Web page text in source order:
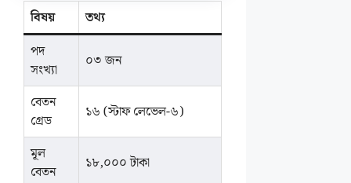
বিষয়
তথ্য
পদ
সংখ্যা
০৩ জন
বেতন
গ্রেড
১৬ (স্টাফ লেভেল-৬)
মূল
বেতন
১৮,০০০ টাকা